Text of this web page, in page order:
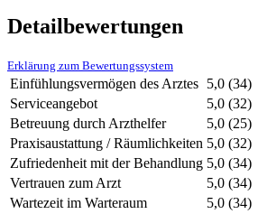
Detailbewertungen
Erklärung zum Bewertungssystem
Einfühlungsvermögen des Arztes 5,0 (34)
Serviceangebot
5,0 (32)
Betreuung durch Arzthelfer
5,0 (25)
Praxisaustattung / Räumlichkeiten 5,0 (32)
Zufriedenheit mit der Behandlung 5,0 (34)
Vertrauen zum Arzt
5,0 (34)
Wartezeit im Warteraum
5,0 (34)